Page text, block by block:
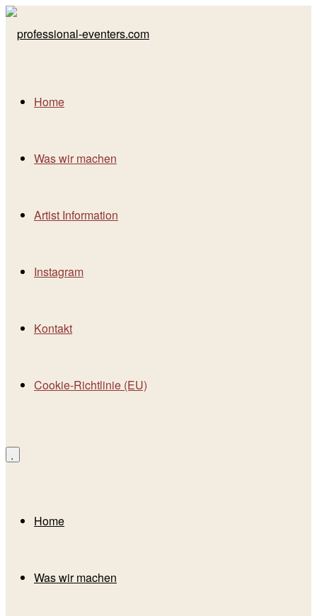
Home
Was wir machen
Artist Information
Instagram
Kontakt
Cookie-Richtlinie (EU)
Home
Was wir machen